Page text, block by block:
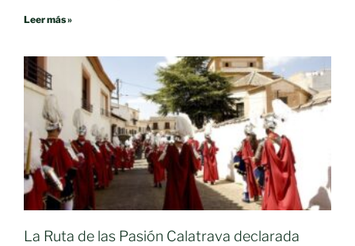
Leer más »
La Ruta de las Pasión Calatrava declarada